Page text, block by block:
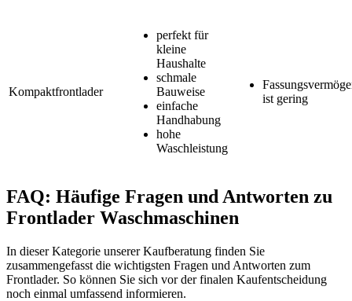
Kompaktfrontlader
perfekt für
kleine
Haushalte
schmale
Bauweise
einfache
Handhabung
hohe
Waschleistung
ist gering
FAQ: Häufige Fragen und Antworten zu
Frontlader Waschmaschinen
In dieser Kategorie unserer Kaufberatung finden Sie
zusammengefasst die wichtigsten Fragen und Antworten zum
Frontlader. So können Sie sich vor der finalen Kaufentscheidung
noch einmal umfassend informieren.